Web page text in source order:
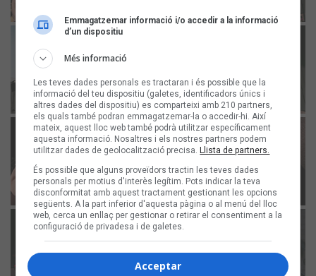
Emmagatzemar informació i/o accedir a la informació
d’un dispositiu
Més informació
Les teves dades personals es tractaran i és possible que la
informació del teu dispositiu (galetes, identificadors únics i
altres dades del dispositiu) es comparteixi amb 210 partners,
els quals també podran emmagatzemar-la o accedir-hi. Així
mateix, aquest lloc web també podrà utilitzar específicament
aquesta informació. Nosaltres i els nostres partners podem
utilitzar dades de geolocalització precisa. Llista de partners.
És possible que alguns proveïdors tractin les teves dades
personals per motius d'interès legítim. Pots indicar la teva
disconformitat amb aquest tractament gestionant les opcions
següents. A la part inferior d'aquesta pàgina o al menú del lloc
web, cerca un enllaç per gestionar o retirar el consentiment a la
configuració de privadesa i de galetes.
Acceptar